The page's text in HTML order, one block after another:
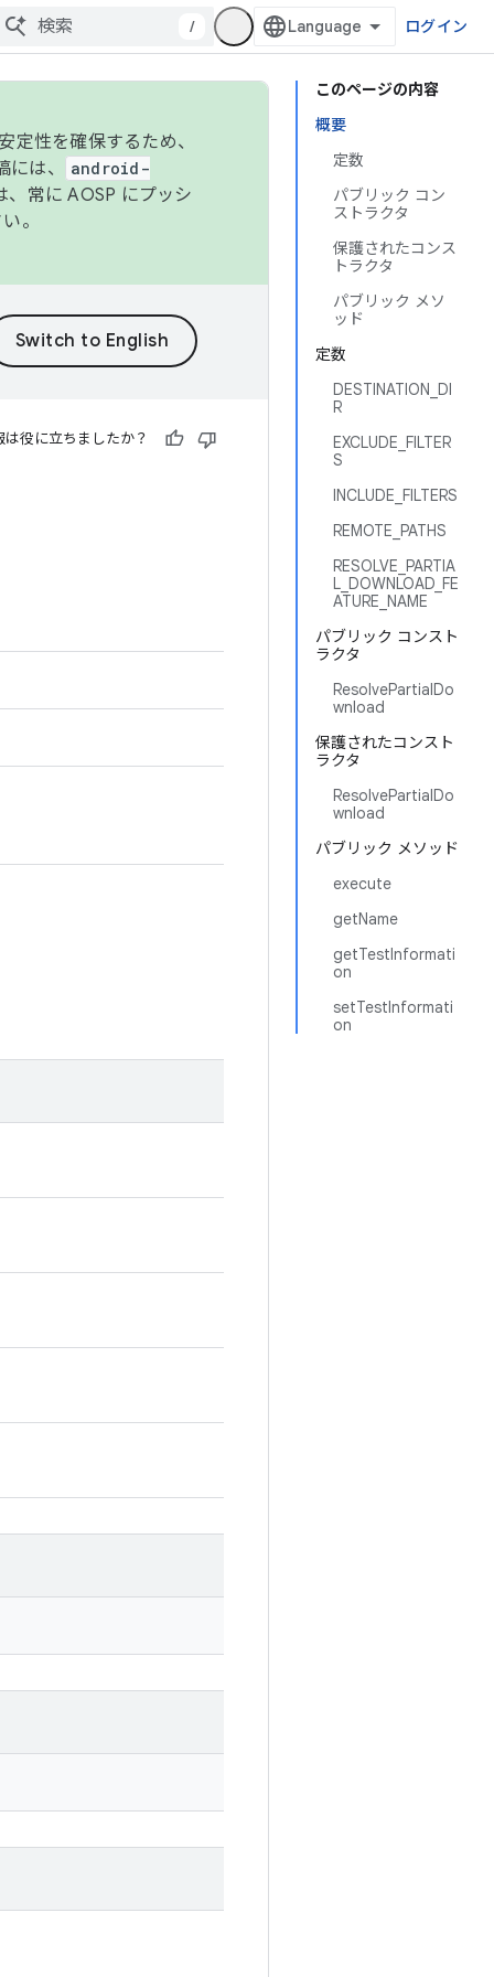
/ ログイン
このページの内容
概要
定数
パブリック コン
ストラクタ
保護されたコンス
トラクタ
パブリック メソ
ッド
定数
DESTINATION_DI
R
EXCLUDE_FILTER
S
INCLUDE_FILTERS
REMOTE_PATHS
RESOLVE_PARTIA
L_DOWNLOAD_FE
ATURE_NAME
パブリック コンスト
ラクタ
ResolvePartialDo
wnload
保護されたコンスト
ラクタ
ResolvePartialDo
wnload
パブリック メソッド
execute
getName
getTestInformati
on
setTestInformati
on
性を確保するため、
は、
android-
常に AOSP にプッシ
。
は役に立ちましたか？